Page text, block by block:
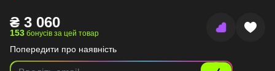
₴ 3 060
153 бонусів за цей товар
Попередити про наявність